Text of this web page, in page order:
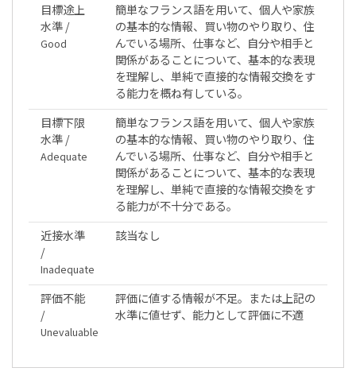
目標途上
水準 /
Good
簡単なフランス語を用いて、個人や家族
の基本的な情報、買い物のやり取り、住
んでいる場所、仕事など、自分や相手と
関係があることについて、基本的な表現
を理解し、単純で直接的な情報交換をす
る能力を概ね有している。
目標下限
水準 /
Adequate
簡単なフランス語を用いて、個人や家族
の基本的な情報、買い物のやり取り、住
んでいる場所、仕事など、自分や相手と
関係があることについて、基本的な表現
を理解し、単純で直接的な情報交換をす
る能力が不十分である。
近接水準
/
Inadequate
該当なし
評価不能
/
Unevaluable
評価に値する情報が不足。または上記の
水準に値せず、能力として評価に不適